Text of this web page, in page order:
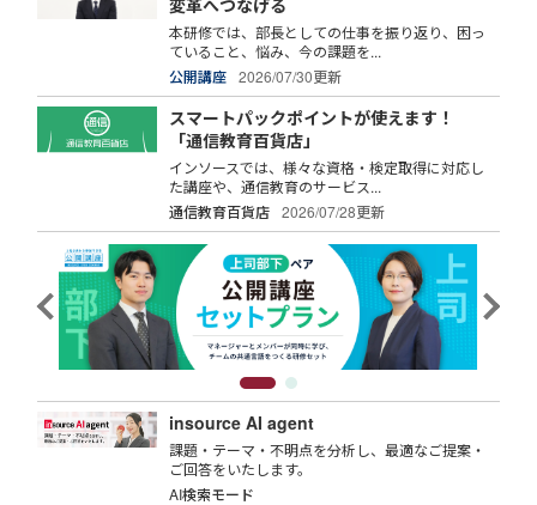
本研修では、部長としての仕事を振り返り、困っ
ていること、悩み、今の課題を...
公開講座
2026/07/30更新
スマートパックポイントが使えます！
「通信教育百貨店」
インソースでは、様々な資格・検定取得に対応し
た講座や、通信教育のサービス...
通信教育百貨店
2026/07/28更新
insource AI agent
課題・テーマ・不明点を分析し、最適なご提案・
ご回答をいたします。
AI検索モード